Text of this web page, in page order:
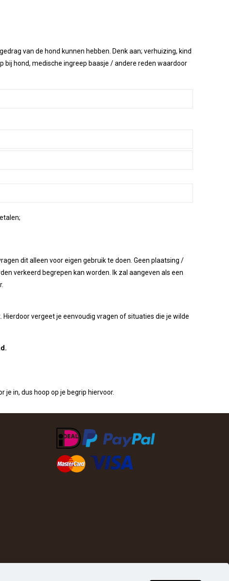
van de hond kunnen hebben. Denk aan; verhuizing, kind
bij hond, medische ingreep baasje / andere reden waardoor
dit alleen voor eigen gebruik te doen. Geen plaatsing /
verkeerd begrepen kan worden. Ik zal aangeven als een
vergeet je eenvoudig vragen of situaties die je wilde
in, dus hoop op je begrip hiervoor.